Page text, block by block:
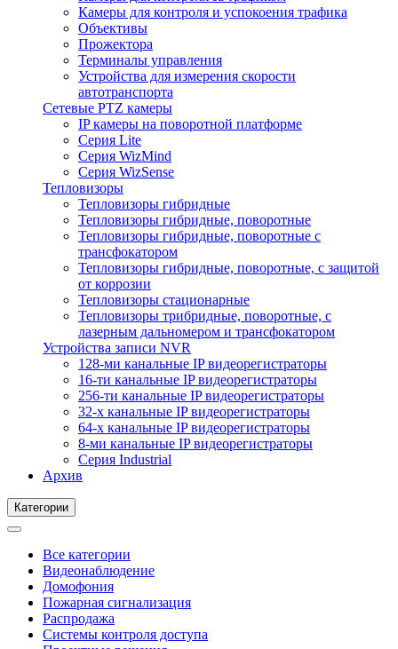
Камеры для контроля и успокоения трафика
Объективы
Прожектора
Терминалы управления
Устройства для измерения скорости
автотранспорта
Сетевые PTZ камеры
IP камеры на поворотной платформе
Серия Lite
Серия WizMind
Серия WizSense
Тепловизоры
Тепловизоры гибридные
Тепловизоры гибридные, поворотные
Тепловизоры гибридные, поворотные с
трансфокатором
Тепловизоры гибридные, поворотные, с защитой
от коррозии
Тепловизоры стационарные
Тепловизоры трибридные, поворотные, с
лазерным дальномером и трансфокатором
Устройства записи NVR
128-ми канальные IP видеорегистраторы
16-ти канальные IP видеорегистраторы
256-ти канальные IP видеорегистраторы
32-х канальные IP видеорегистраторы
64-х канальные IP видеорегистраторы
8-ми канальные IP видеорегистраторы
Серия Industrial
Архив
Категории
Все категории
Видеонаблюдение
Домофония
Пожарная сигнализация
Распродажа
Системы контроля доступа